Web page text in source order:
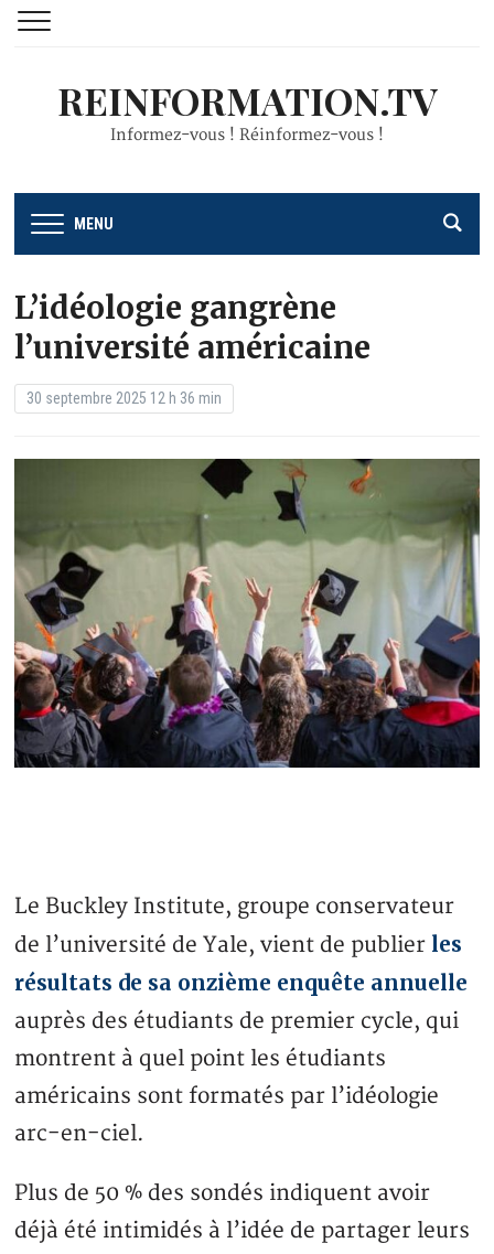
REINFORMATION.TV
Informez-vous ! Réinformez-vous !
MENU
L’idéologie gangrène
l’université américaine
30 septembre 2025 12 h 36 min
Le Buckley Institute, groupe conservateur
de l’université de Yale, vient de publier les
résultats de sa onzième enquête annuelle
auprès des étudiants de premier cycle, qui
montrent à quel point les étudiants
américains sont formatés par l’idéologie
arc-en-ciel.
Plus de 50 % des sondés indiquent avoir
déjà été intimidés à l’idée de partager leurs